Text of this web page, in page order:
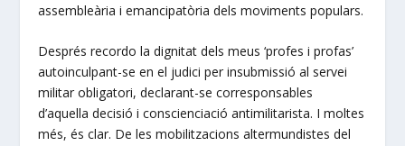
assembleària i emancipatòria dels moviments populars.
Després recordo la dignitat dels meus ‘profes i profas’
autoinculpant-se en el judici per insubmissió al servei
militar obligatori, declarant-se corresponsables
d’aquella decisió i conscienciació antimilitarista. I moltes
més, és clar. De les mobilitzacions altermundistes del